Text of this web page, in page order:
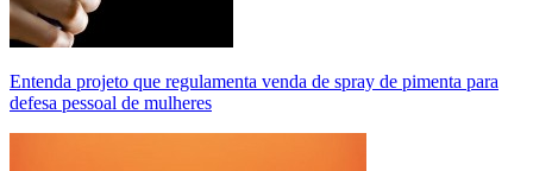
Entenda projeto que regulamenta venda de spray de pimenta para
defesa pessoal de mulheres